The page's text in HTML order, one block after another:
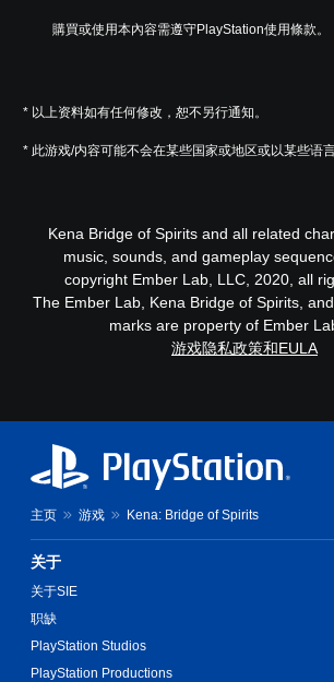
購買或使用本內容需遵守PlayStation使用條款。
* 以上资料如有任何修改，恕不另行通知。
* 此游戏/内容可能不会在某些国家或地区或以某些语言
Kena Bridge of Spirits and all related
music, sounds, and gameplay
copyright Ember Lab, LLC, 2020, all
The Ember Lab, Kena Bridge of Spirits,
marks are property of Ember
游戏隐私政策和EULA
主页 游戏 Kena: Bridge of Spirits
关于
关于SIE
职缺
PlayStation Studios
PlayStation Productions